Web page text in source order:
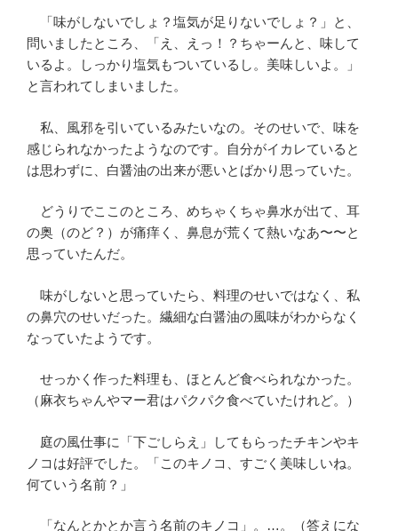
「味がしないでしょ？塩気が足りないでしょ？」と、
問いましたところ、「え、えっ！？ちゃーんと、味して
いるよ。しっかり塩気もついているし。美味しいよ。」
と言われてしまいました。
私、風邪を引いているみたいなの。そのせいで、味を
感じられなかったようなのです。自分がイカレていると
は思わずに、白醤油の出来が悪いとばかり思っていた。
どうりでここのところ、めちゃくちゃ鼻水が出て、耳
の奥（のど？）が痛痒く、鼻息が荒くて熱いなあ〜〜と
思っていたんだ。
味がしないと思っていたら、料理のせいではなく、私
の鼻穴のせいだった。繊細な白醤油の風味がわからなく
なっていたようです。
せっかく作った料理も、ほとんど食べられなかった。
（麻衣ちゃんやマー君はパクパク食べていたけれど。）
庭の風仕事に「下ごしらえ」してもらったチキンやキ
ノコは好評でした。「このキノコ、すごく美味しいね。
何ていう名前？」
「なんとかとか言う名前のキノコ」。…。（答えにな